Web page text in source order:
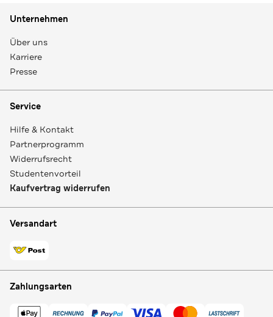
Unternehmen
Über uns
Karriere
Presse
Service
Hilfe & Kontakt
Partnerprogramm
Widerrufsrecht
Studentenvorteil
Kaufvertrag widerrufen
Versandart
Zahlungsarten